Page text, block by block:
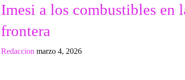
Imesi a los combustibles en
frontera
Redaccion marzo 4, 2026